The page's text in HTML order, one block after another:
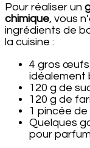
Pour réaliser un
chimique, vous
ingrédients de
la cuisine :
4 gros œufs
idéalement
120 g de
120 g de
1 pincée de
Quelques
pour